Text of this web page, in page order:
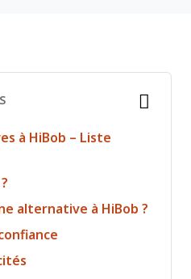
à HiBob – Liste
alternative à HiBob ?